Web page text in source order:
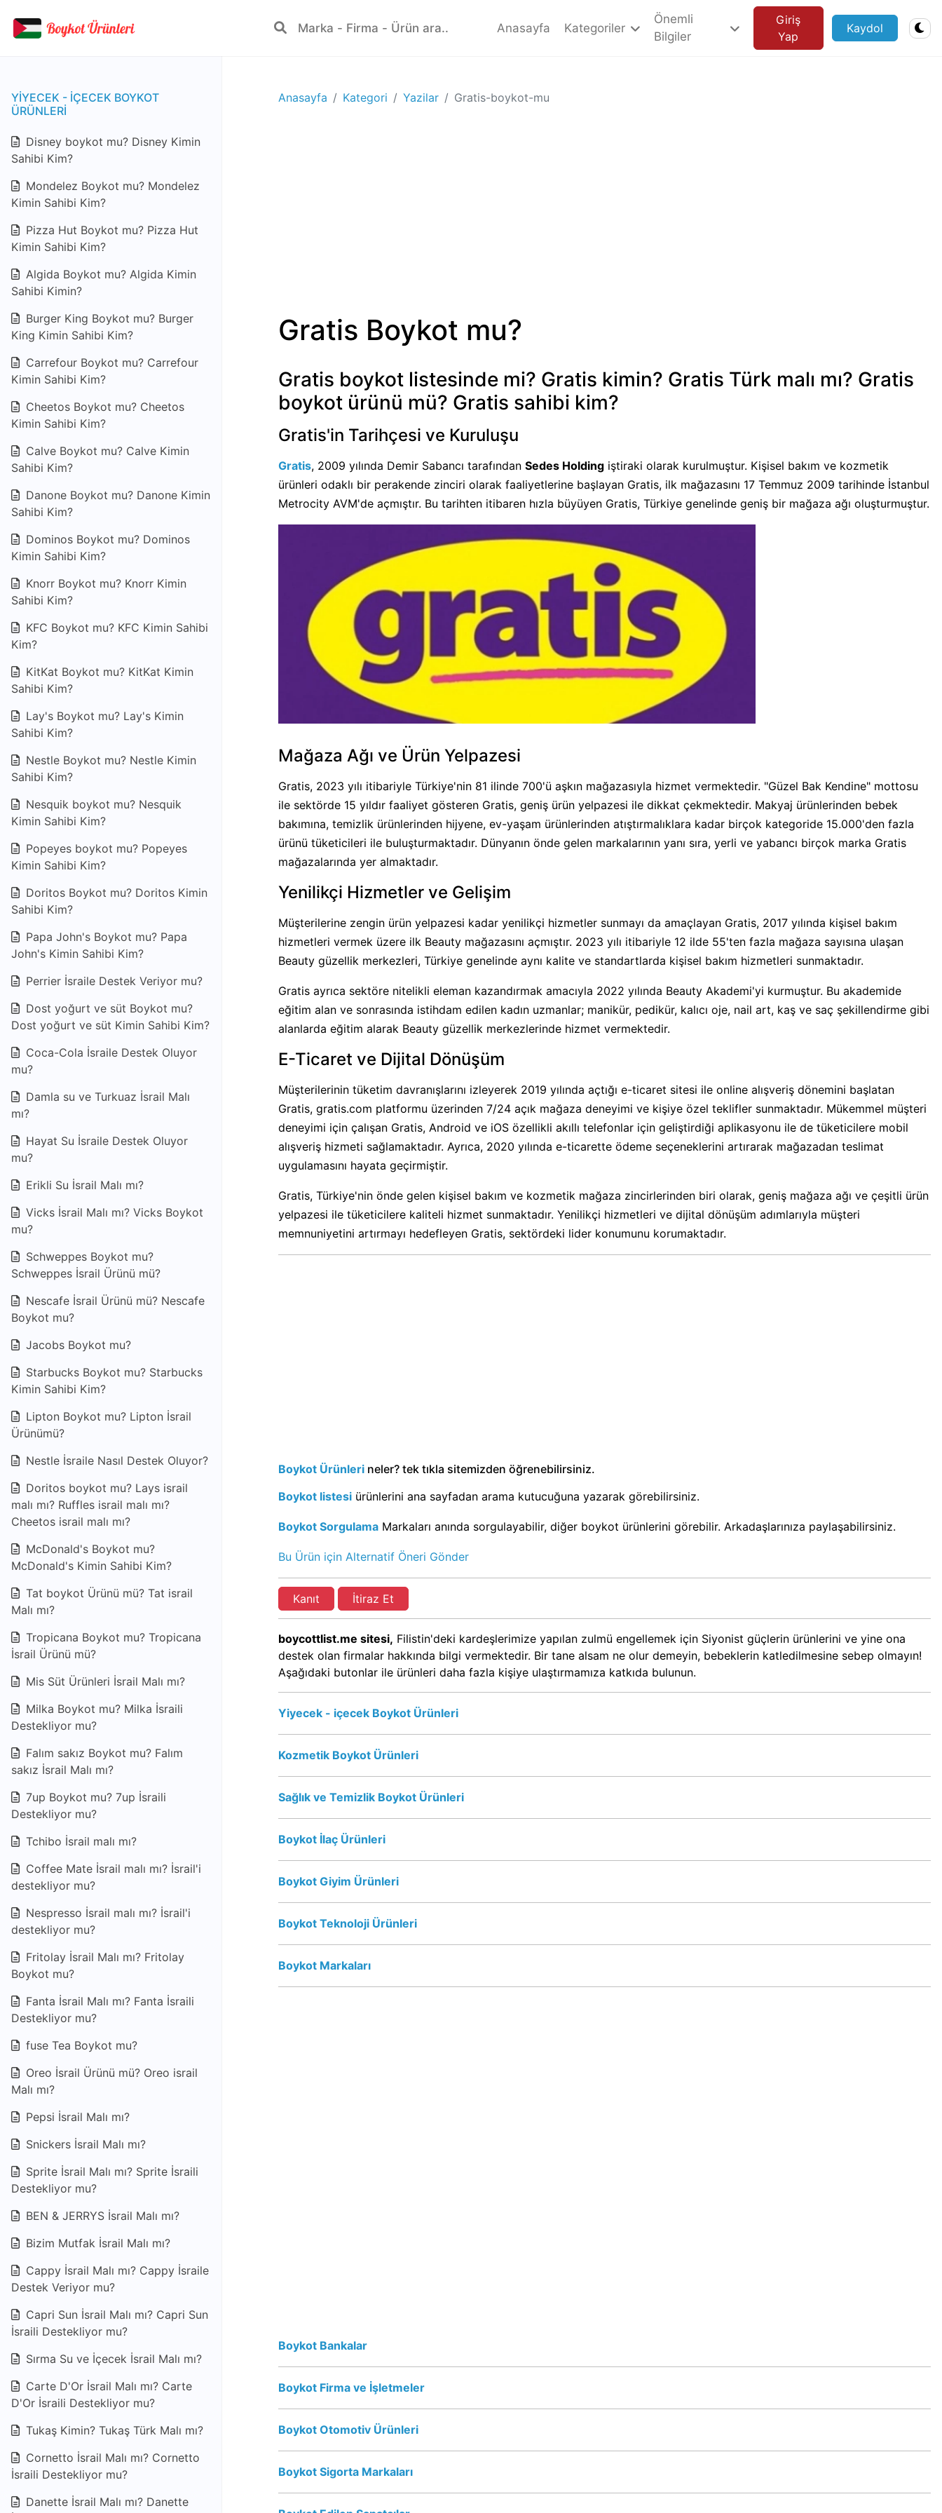
Anasayfa Kategoriler
Önemli
Bilgiler
Giriş
Yap
Kaydol
YIYECEK - IÇECEK BOYKOT
ÜRÜNLERI
Disney boykot mu? Disney Kimin
Sahibi Kim?
Mondelez Boykot mu? Mondelez
Kimin Sahibi Kim?
Pizza Hut Boykot mu? Pizza Hut
Kimin Sahibi Kim?
Algida Boykot mu? Algida Kimin
Sahibi Kimin?
Burger King Boykot mu? Burger
King Kimin Sahibi Kim?
Carrefour Boykot mu? Carrefour
Kimin Sahibi Kim?
Cheetos Boykot mu? Cheetos
Kimin Sahibi Kim?
Calve Boykot mu? Calve Kimin
Sahibi Kim?
Danone Boykot mu? Danone Kimin
Sahibi Kim?
Dominos Boykot mu? Dominos
Kimin Sahibi Kim?
Knorr Boykot mu? Knorr Kimin
Sahibi Kim?
KFC Boykot mu? KFC Kimin Sahibi
Kim?
KitKat Boykot mu? KitKat Kimin
Sahibi Kim?
Lay's Boykot mu? Lay's Kimin
Sahibi Kim?
Nestle Boykot mu? Nestle Kimin
Sahibi Kim?
Nesquik boykot mu? Nesquik
Kimin Sahibi Kim?
Popeyes boykot mu? Popeyes
Kimin Sahibi Kim?
Doritos Boykot mu? Doritos Kimin
Sahibi Kim?
Papa John's Boykot mu? Papa
John's Kimin Sahibi Kim?
Perrier İsraile Destek Veriyor mu?
Dost yoğurt ve süt Boykot mu?
Dost yoğurt ve süt Kimin Sahibi Kim?
Coca-Cola İsraile Destek Oluyor
mu?
Damla su ve Turkuaz İsrail Malı
mı?
Hayat Su İsraile Destek Oluyor
mu?
Erikli Su İsrail Malı mı?
Vicks İsrail Malı mı? Vicks Boykot
mu?
Schweppes Boykot mu?
Schweppes İsrail Ürünü mü?
Nescafe İsrail Ürünü mü? Nescafe
Boykot mu?
Jacobs Boykot mu?
Starbucks Boykot mu? Starbucks
Kimin Sahibi Kim?
Lipton Boykot mu? Lipton İsrail
Ürünümü?
Nestle İsraile Nasıl Destek Oluyor?
Doritos boykot mu? Lays israil
malı mı? Ruffles israil malı mı?
Cheetos israil malı mı?
McDonald's Boykot mu?
McDonald's Kimin Sahibi Kim?
Tat boykot Ürünü mü? Tat israil
Malı mı?
Tropicana Boykot mu? Tropicana
İsrail Ürünü mü?
Mis Süt Ürünleri İsrail Malı mı?
Milka Boykot mu? Milka İsraili
Destekliyor mu?
Falım sakız Boykot mu? Falım
sakız İsrail Malı mı?
7up Boykot mu? 7up İsraili
Destekliyor mu?
Tchibo İsrail malı mı?
Coffee Mate İsrail malı mı? İsrail'i
destekliyor mu?
Nespresso İsrail malı mı? İsrail'i
destekliyor mu?
Fritolay İsrail Malı mı? Fritolay
Boykot mu?
Fanta İsrail Malı mı? Fanta İsraili
Destekliyor mu?
fuse Tea Boykot mu?
Oreo İsrail Ürünü mü? Oreo israil
Malı mı?
Pepsi İsrail Malı mı?
Snickers İsrail Malı mı?
Sprite İsrail Malı mı? Sprite İsraili
Destekliyor mu?
BEN & JERRYS İsrail Malı mı?
Bizim Mutfak İsrail Malı mı?
Cappy İsrail Malı mı? Cappy İsraile
Destek Veriyor mu?
Capri Sun İsrail Malı mı? Capri Sun
İsraili Destekliyor mu?
Sırma Su ve İçecek İsrail Malı mı?
Carte D'Or İsrail Malı mı? Carte
D'Or İsraili Destekliyor mu?
Tukaş Kimin? Tukaş Türk Malı mı?
Cornetto İsrail Malı mı? Cornetto
İsraili Destekliyor mu?
Danette İsrail Malı mı? Danette
Anasayfa Kategori Yazilar Gratis-boykot-mu
Gratis Boykot mu?
Gratis boykot listesinde mi? Gratis kimin? Gratis Türk malı mı? Gratis
boykot ürünü mü? Gratis sahibi kim?
Gratis'in Tarihçesi ve Kuruluşu
Gratis, 2009 yılında Demir Sabancı tarafından Sedes Holding iştiraki olarak kurulmuştur. Kişisel bakım ve kozmetik
ürünleri odaklı bir perakende zinciri olarak faaliyetlerine başlayan Gratis, ilk mağazasını 17 Temmuz 2009 tarihinde İstanbul
Metrocity AVM'de açmıştır. Bu tarihten itibaren hızla büyüyen Gratis, Türkiye genelinde geniş bir mağaza ağı oluşturmuştur.
Mağaza Ağı ve Ürün Yelpazesi
Gratis, 2023 yılı itibariyle Türkiye'nin 81 ilinde 700'ü aşkın mağazasıyla hizmet vermektedir. "Güzel Bak Kendine" mottosu
ile sektörde 15 yıldır faaliyet gösteren Gratis, geniş ürün yelpazesi ile dikkat çekmektedir. Makyaj ürünlerinden bebek
bakımına, temizlik ürünlerinden hijyene, ev-yaşam ürünlerinden atıştırmalıklara kadar birçok kategoride 15.000'den fazla
ürünü tüketicileri ile buluşturmaktadır. Dünyanın önde gelen markalarının yanı sıra, yerli ve yabancı birçok marka Gratis
mağazalarında yer almaktadır.
Yenilikçi Hizmetler ve Gelişim
Müşterilerine zengin ürün yelpazesi kadar yenilikçi hizmetler sunmayı da amaçlayan Gratis, 2017 yılında kişisel bakım
hizmetleri vermek üzere ilk Beauty mağazasını açmıştır. 2023 yılı itibariyle 12 ilde 55'ten fazla mağaza sayısına ulaşan
Beauty güzellik merkezleri, Türkiye genelinde aynı kalite ve standartlarda kişisel bakım hizmetleri sunmaktadır.
Gratis ayrıca sektöre nitelikli eleman kazandırmak amacıyla 2022 yılında Beauty Akademi'yi kurmuştur. Bu akademide
eğitim alan ve sonrasında istihdam edilen kadın uzmanlar; manikür, pedikür, kalıcı oje, nail art, kaş ve saç şekillendirme gibi
alanlarda eğitim alarak Beauty güzellik merkezlerinde hizmet vermektedir.
E-Ticaret ve Dijital Dönüşüm
Müşterilerinin tüketim davranışlarını izleyerek 2019 yılında açtığı e-ticaret sitesi ile online alışveriş dönemini başlatan
Gratis, gratis.com platformu üzerinden 7/24 açık mağaza deneyimi ve kişiye özel teklifler sunmaktadır. Mükemmel müşteri
deneyimi için çalışan Gratis, Android ve iOS özellikli akıllı telefonlar için geliştirdiği aplikasyonu ile de tüketicilere mobil
alışveriş hizmeti sağlamaktadır. Ayrıca, 2020 yılında e-ticarette ödeme seçeneklerini artırarak mağazadan teslimat
uygulamasını hayata geçirmiştir.
Gratis, Türkiye'nin önde gelen kişisel bakım ve kozmetik mağaza zincirlerinden biri olarak, geniş mağaza ağı ve çeşitli ürün
yelpazesi ile tüketicilere kaliteli hizmet sunmaktadır. Yenilikçi hizmetleri ve dijital dönüşüm adımlarıyla müşteri
memnuniyetini artırmayı hedefleyen Gratis, sektördeki lider konumunu korumaktadır.
Boykot Ürünleri neler? tek tıkla sitemizden öğrenebilirsiniz.
Boykot listesi ürünlerini ana sayfadan arama kutucuğuna yazarak görebilirsiniz.
Boykot Sorgulama Markaları anında sorgulayabilir, diğer boykot ürünlerini görebilir. Arkadaşlarınıza paylaşabilirsiniz.
Bu Ürün için Alternatif Öneri Gönder
Kanıt İtiraz Et
boycottlist.me sitesi, Filistin'deki kardeşlerimize yapılan zulmü engellemek için Siyonist güçlerin ürünlerini ve yine ona
destek olan firmalar hakkında bilgi vermektedir. Bir tane alsam ne olur demeyin, bebeklerin katledilmesine sebep olmayın!
Aşağıdaki butonlar ile ürünleri daha fazla kişiye ulaştırmamıza katkıda bulunun.
Yiyecek - içecek Boykot Ürünleri
Kozmetik Boykot Ürünleri
Sağlık ve Temizlik Boykot Ürünleri
Boykot İlaç Ürünleri
Boykot Giyim Ürünleri
Boykot Teknoloji Ürünleri
Boykot Markaları
Boykot Bankalar
Boykot Firma ve İşletmeler
Boykot Otomotiv Ürünleri
Boykot Sigorta Markaları